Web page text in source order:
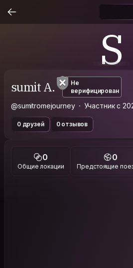
S
sumit A.
Не
верифицирован
@sumitromejourney Участник с
0 друзей 0 отзывов
0
Общие локации
0
Предстоящие